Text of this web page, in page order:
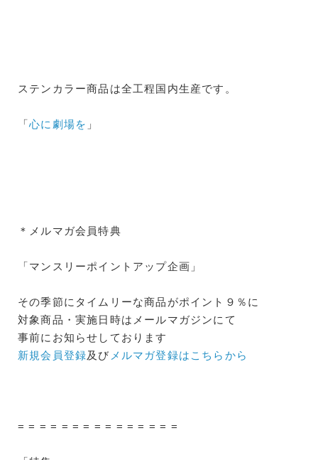
ステンカラー商品は全工程国内生産です。
「心に劇場を 」
＊メルマガ会員特典
「マンスリーポイントアップ企画」
その季節にタイムリーな商品がポイント９％に
対象商品・実施日時はメールマガジンにて
事前にお知らせしております
新規会員登録及び メルマガ登録はこちらから
= = = = = = = = = = = = = = =